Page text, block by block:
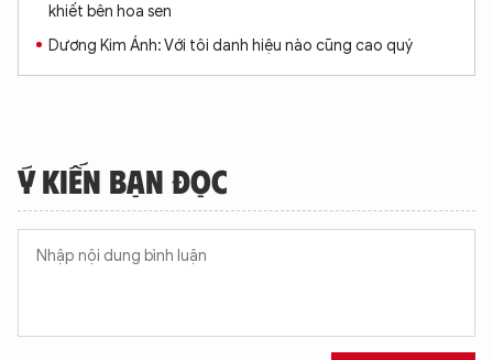
khiết bên hoa sen
Dương Kim Ánh: Với tôi danh hiệu nào cũng cao quý
Ý KIẾN BẠN ĐỌC